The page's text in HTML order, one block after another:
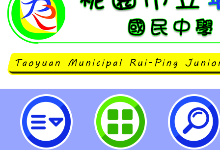
neilrpjhstyc網站設計者：徐嘉